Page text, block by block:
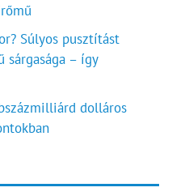
Súlyos pusztítást
sárgasága – így
dolláros